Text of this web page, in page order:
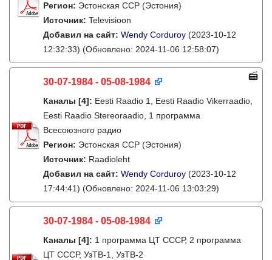
Регион: Эстонская ССР (Эстония)
Источник: Televisioon
Добавил на сайт: Wendy Corduroy (2023-10-12
12:32:33) (Обновлено: 2024-11-06 12:58:07)
30-07-1984 - 05-08-1984
Каналы [4]: Eesti Raadio 1, Eesti Raadio Vikerraadio,
Eesti Raadio Stereoraadio, 1 программа
Всесоюзного радио
Регион: Эстонская ССР (Эстония)
Источник: Raadioleht
Добавил на сайт: Wendy Corduroy (2023-10-12
17:44:41) (Обновлено: 2024-11-06 13:03:29)
30-07-1984 - 05-08-1984
Каналы [4]: 1 программа ЦТ СССР, 2 программа
ЦТ СССР, УзТВ-1, УзТВ-2